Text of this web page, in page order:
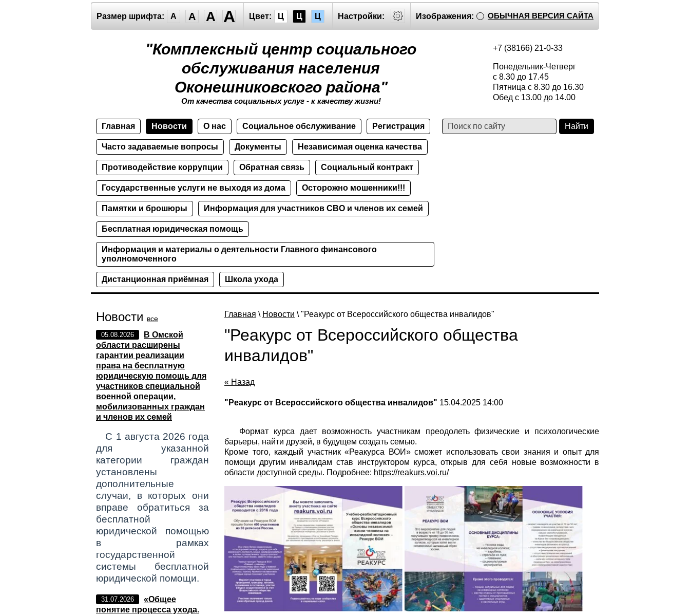
Размер шрифта: A A A A Цвет: Ц Ц Ц Настройки: Изображения: ОБЫЧНАЯ ВЕРСИЯ САЙТА
"Комплексный центр социального
обслуживания населения
Оконешниковского района"
От качества социальных услуг - к качеству жизни!
+7 (38166) 21-0-33
Понедельник-Четверг
с 8.30 до 17.45
Пятница с 8.30 до 16.30
Обед с 13.00 до 14.00
Главная Новости О нас Социальное обслуживание Регистрация
Часто задаваемые вопросы Документы Независимая оценка качества
Противодействие коррупции Обратная связь Социальный контракт
Государственные услуги не выходя из дома Осторожно мошенники!!!
Памятки и брошюры Информация для участников СВО и членов их семей
Бесплатная юридическая помощь
Информация и материалы о деятельности Главного финансового
уполномоченного
Дистанционная приёмная Школа ухода
Главная \ Новости \ "Реакурс от Всероссийского общества инвалидов"
"Реакурс от Всероссийского общества
инвалидов"
« Назад
"Реакурс от Всероссийского общества инвалидов" 15.04.2025 14:00
Формат курса дает возможность участникам преодолеть физические и психологические
барьеры, найти друзей, в будущем создать семью.
Кроме того, каждый участник «Реакурса ВОИ» сможет использовать свои знания и опыт для
помощи другим инвалидам став инструктором курса, открыв для себя новые возможности в
области доступной среды. Подробнее: https://reakurs.voi.ru/
Новости все
05.08.2026
В Омской
области расширены
гарантии реализации
права на бесплатную
юридическую помощь для
участников специальной
военной операции,
мобилизованных граждан
и членов их семей
С 1 августа 2026 года
для указанной
категории граждан
установлены
дополнительные
случаи, в которых они
вправе обратиться за
бесплатной
юридической помощью
в рамках
государственной
системы бесплатной
юридической помощи.
31.07.2026
«Общее
понятие процесса ухода.